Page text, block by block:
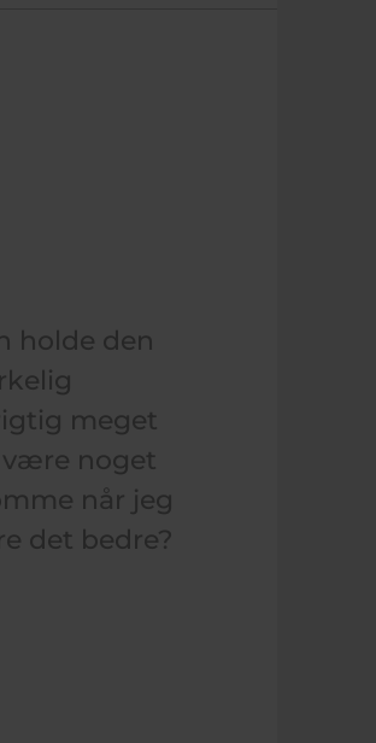
holde den
meget
noget
når jeg
det bedre?